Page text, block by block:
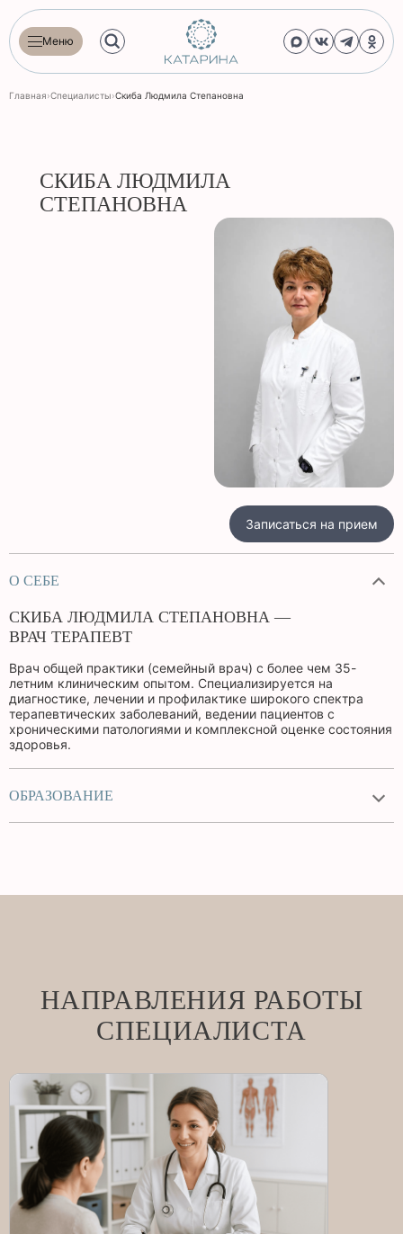
Меню
Главная›Специалисты›Скиба Людмила Степановна
СКИБА ЛЮДМИЛА
СТЕПАНОВНА
Записаться на прием
О СЕБЕ
СКИБА ЛЮДМИЛА СТЕПАНОВНА —
ВРАЧ ТЕРАПЕВТ
Врач общей практики (семейный врач) с более чем 35-
летним клиническим опытом. Специализируется на
диагностике, лечении и профилактике широкого спектра
терапевтических заболеваний, ведении пациентов с
хроническими патологиями и комплексной оценке состояния
здоровья.
ОБРАЗОВАНИЕ
НАПРАВЛЕНИЯ РАБОТЫ
СПЕЦИАЛИСТА